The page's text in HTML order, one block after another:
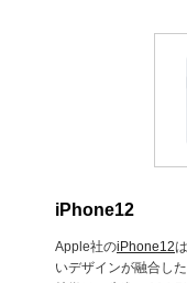
iPhone12
Apple社のiPhone12
いデザインが融合し